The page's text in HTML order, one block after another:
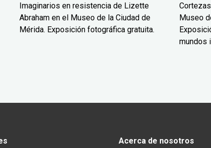
Imaginarios en resistencia de Lizette
Abraham en el Museo de la Ciudad de
Mérida. Exposición fotográfica gratuita.
Museo
mundos
Acerca de nosotros